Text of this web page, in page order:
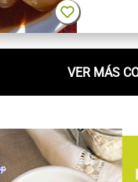
VER MÁS